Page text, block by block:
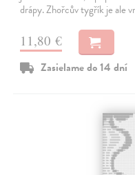
drápy. Zhořcův tygřík je ale
11,80 €
Zasielame do 14 dní